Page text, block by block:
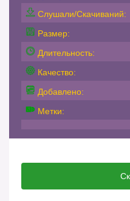
Слушали/Скачиваний:
Размер:
Длительность:
Качество:
Добавлено:
Метки: